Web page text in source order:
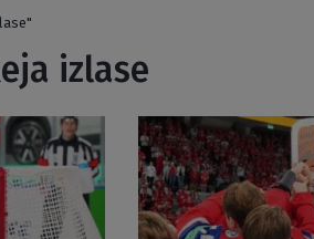
izlase